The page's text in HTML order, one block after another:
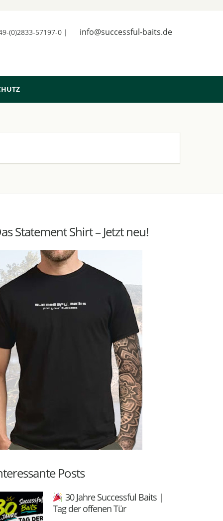
(0)2833-57197-0 | info@successful-baits.de
Statement Shirt – Jetzt neu!
Posts
30 Jahre Successful Baits |
Tag der offenen Tür